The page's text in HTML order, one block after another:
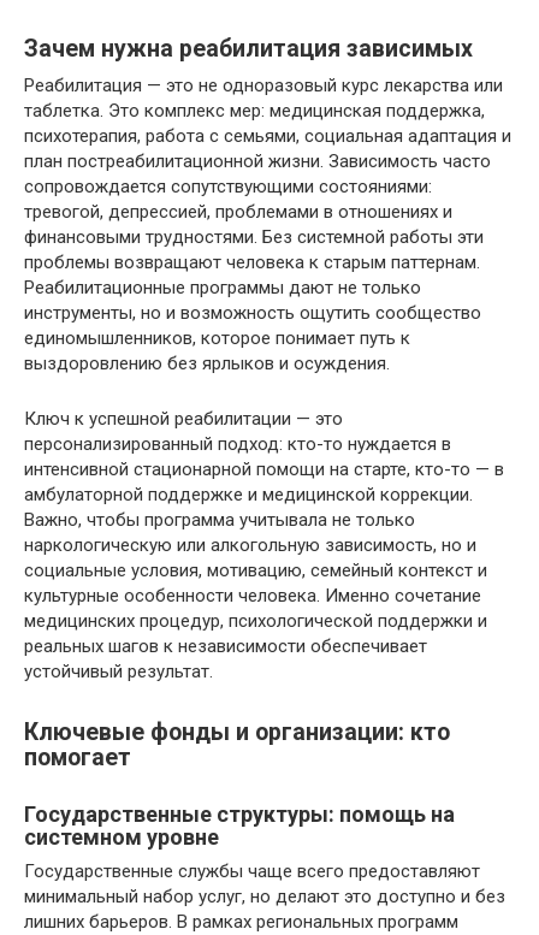
Зачем нужна реабилитация зависимых
Реабилитация — это не одноразовый курс лекарства или
таблетка. Это комплекс мер: медицинская поддержка,
психотерапия, работа с семьями, социальная адаптация и
план постреабилитационной жизни. Зависимость часто
сопровождается сопутствующими состояниями:
тревогой, депрессией, проблемами в отношениях и
финансовыми трудностями. Без системной работы эти
проблемы возвращают человека к старым паттернам.
Реабилитационные программы дают не только
инструменты, но и возможность ощутить сообщество
единомышленников, которое понимает путь к
выздоровлению без ярлыков и осуждения.
Ключ к успешной реабилитации — это
персонализированный подход: кто-то нуждается в
интенсивной стационарной помощи на старте, кто-то — в
амбулаторной поддержке и медицинской коррекции.
Важно, чтобы программа учитывала не только
наркологическую или алкогольную зависимость, но и
социальные условия, мотивацию, семейный контекст и
культурные особенности человека. Именно сочетание
медицинских процедур, психологической поддержки и
реальных шагов к независимости обеспечивает
устойчивый результат.
Ключевые фонды и организации: кто
помогает
Государственные структуры: помощь на
системном уровне
Государственные службы чаще всего предоставляют
минимальный набор услуг, но делают это доступно и без
лишних барьеров. В рамках региональных программ